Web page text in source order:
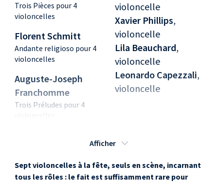
Trois Pièces pour 4
violoncelles
Florent Schmitt
Andante religioso pour 4
violoncelles
Auguste-Joseph
Franchomme
Trois Préludes pour 4
violoncelles
Suite sylvestre pour 4
violoncelles
violoncelle
Xavier Phillips,
violoncelle
Lila Beauchard,
violoncelle
Leonardo Capezzali,
violoncelle
Afficher
Sept violoncelles à la fête, seuls en scène, incarnant
tous les rôles : le fait est suffisamment rare pour